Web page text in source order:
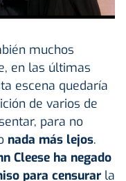
muchos
en las últimas
escena quedaría
de varios de
para no
nada más lejos.
Cleese ha negado
para censurar la